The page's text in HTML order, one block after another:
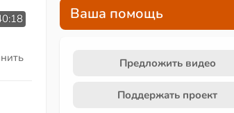
Ваша помощь
Предложить видео
Поддержать проект